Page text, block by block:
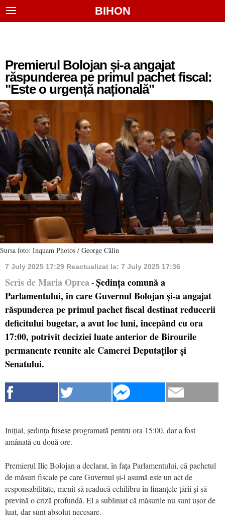
BIHON
Premierul Bolojan și-a angajat
răspunderea pe primul pachet fiscal:
"Este o urgență națională"
Sursa foto: Inquam Photos / George Călin
7 July 2025 17:29 Reactualizat la: 7 July 2025 17:36
Scris de Maria Oprea - Ședința comună a
Parlamentului, în care Guvernul Bolojan și-a angajat
răspunderea pe primul pachet fiscal destinat reducerii
deficitului bugetar, a avut loc luni, începând cu ora
17:00, potrivit deciziei luate anterior de Birourile
permanente reunite ale Camerei Deputaților și
Senatului.
Inițial, ședința fusese programată pentru ora 15:00, dar a fost
amânată cu două ore.
Premierul Ilie Bolojan a declarat, în fața Parlamentului, că pachetul
de măsuri fiscale pe care Guvernul și-l asumă este un act de
responsabilitate, menit să readucă echilibru în finanțele țării și să
prevină o criză profundă. El a subliniat că măsurile nu sunt ușor de
luat, dar sunt absolut necesare.